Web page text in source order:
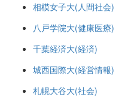
相模女子大(人間社会)
八戸学院大(健康医療)
千葉経済大(経済)
城西国際大(経営情報)
札幌大谷大(社会)